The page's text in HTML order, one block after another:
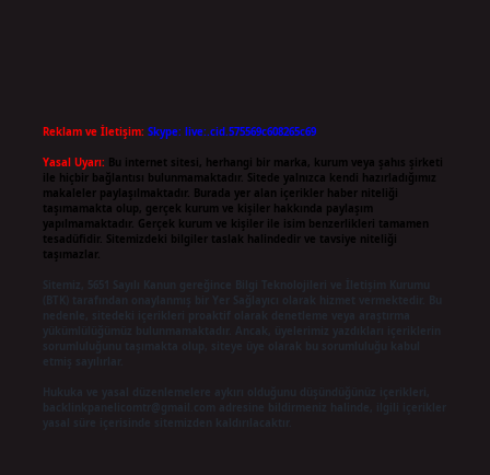
Reklam ve İletişim: Skype: live:.cid.575569c608265c69
Yasal Uyarı: Bu internet sitesi, herhangi bir marka, kurum veya şahıs şirketi
ile hiçbir bağlantısı bulunmamaktadır. Sitede yalnızca kendi hazırladığımız
makaleler paylaşılmaktadır. Burada yer alan içerikler haber niteliği
taşımamakta olup, gerçek kurum ve kişiler hakkında paylaşım
yapılmamaktadır. Gerçek kurum ve kişiler ile isim benzerlikleri tamamen
tesadüfidir. Sitemizdeki bilgiler taslak halindedir ve tavsiye niteliği
taşımazlar.
Sitemiz, 5651 Sayılı Kanun gereğince Bilgi Teknolojileri ve İletişim Kurumu
(BTK) tarafından onaylanmış bir Yer Sağlayıcı olarak hizmet vermektedir. Bu
nedenle, sitedeki içerikleri proaktif olarak denetleme veya araştırma
yükümlülüğümüz bulunmamaktadır. Ancak, üyelerimiz yazdıkları içeriklerin
Hukuka ve yasal düzenlemelere aykırı olduğunu düşündüğünüz içerikleri,